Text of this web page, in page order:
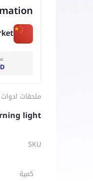
ملحقات
light
SKU
كمية